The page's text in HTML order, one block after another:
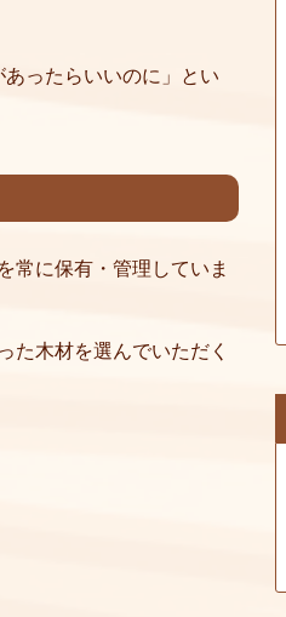
ったらいいのに」とい
常に保有・管理していま
た木材を選んでいただく